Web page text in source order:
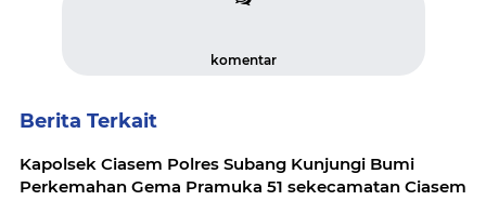
komentar
Berita Terkait
Kapolsek Ciasem Polres Subang Kunjungi Bumi
Perkemahan Gema Pramuka 51 sekecamatan Ciasem